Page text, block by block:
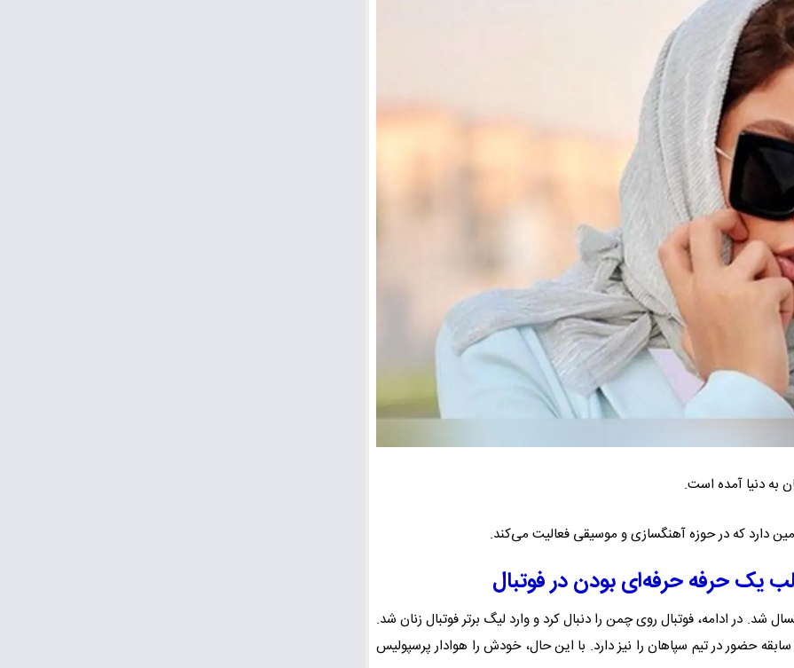
دارد که در حوزه آهنگسازی و موسیقی فعالیت می‌کند.
یک حرفه حرفه‌ای بودن در فوتبال
شد. در ادامه، فوتبال روی چمن را دنبال کرد و وارد لیگ برتر فوتبال زنان شد.
حضور در تیم سپاهان را نیز دارد. با این حال، خودش را هوادار پرسپولیس